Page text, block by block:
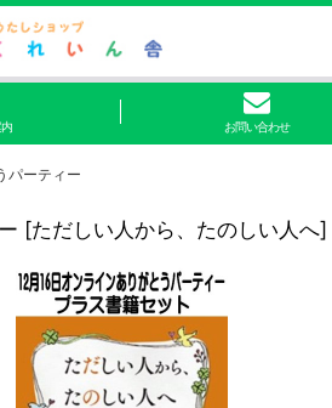
お問い合わせ
パーティー
[ただしい人から、たのしい人へ]